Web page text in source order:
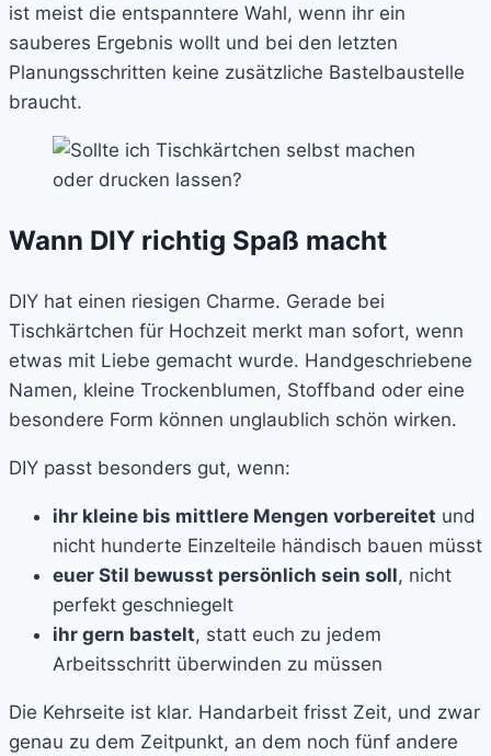
ist meist die entspanntere Wahl, wenn ihr ein
sauberes Ergebnis wollt und bei den letzten
Planungsschritten keine zusätzliche Bastelbaustelle
braucht.
Wann DIY richtig Spaß macht
DIY hat einen riesigen Charme. Gerade bei
Tischkärtchen für Hochzeit merkt man sofort, wenn
etwas mit Liebe gemacht wurde. Handgeschriebene
Namen, kleine Trockenblumen, Stoffband oder eine
besondere Form können unglaublich schön wirken.
DIY passt besonders gut, wenn:
ihr kleine bis mittlere Mengen vorbereitet und
nicht hunderte Einzelteile händisch bauen müsst
euer Stil bewusst persönlich sein soll, nicht
perfekt geschniegelt
ihr gern bastelt, statt euch zu jedem
Arbeitsschritt überwinden zu müssen
Die Kehrseite ist klar. Handarbeit frisst Zeit, und zwar
genau zu dem Zeitpunkt, an dem noch fünf andere